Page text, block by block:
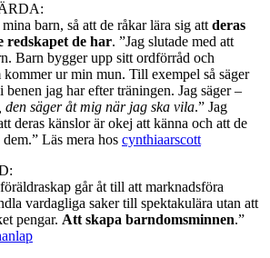
barn, så att de råkar lära sig att deras
redskapet de har. ”Jag slutade med att
Barn bygger upp sitt ordförråd och
ur min mun. Till exempel så säger
jag har efter träningen. Jag säger –
säger åt mig när jag ska vila.” Jag
deras känslor är okej att känna och att de
Läs mera hos cynthiaarscott
går åt till att marknadsföra
vardagliga saker till spektakulära utan att
pengar. Att skapa barndomsminnen.”